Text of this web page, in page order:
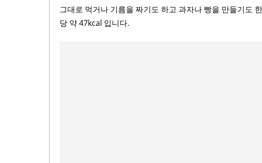
그대로 먹거나 기름을 짜기도 하고 과자나 빵을 만들기도
당 약 47kcal 입니다.